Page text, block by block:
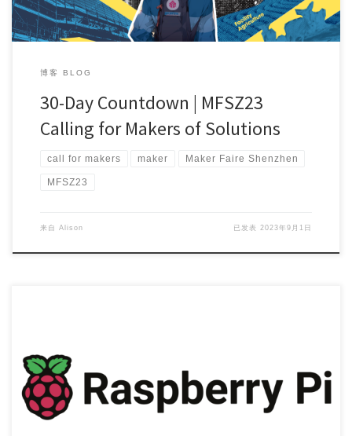
博客 BLOG
30-Day Countdown | MFSZ23
Calling for Makers of Solutions
call for makers maker Maker Faire Shenzhen
MFSZ23
来自 Alison 已发表2023年9月1日
We are excited to announce that Raspberry Pi has b […]